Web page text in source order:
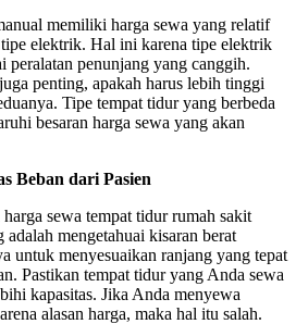
memiliki harga sewa yang relatif
elektrik. Hal ini karena tipe elektrik
peralatan penunjang yang canggih.
penting, apakah harus lebih tinggi
Tipe tempat tidur yang berbeda
besaran harga sewa yang akan
Beban dari Pasien
harga sewa tempat tidur rumah sakit
mengetahuai kisaran berat
untuk menyesuaikan ranjang yang tepat
Pastikan tempat tidur yang Anda sewa
kapasitas. Jika Anda menyewa
alasan harga, maka hal itu salah.